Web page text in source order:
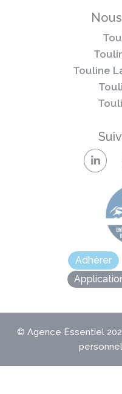
Touline
Adhérer
© Agence Essentiel